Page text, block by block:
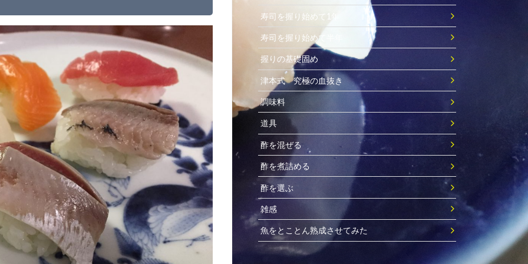
寿司を握り始めて1年
寿司を握り始めて半年
握りの基礎固め
津本式 究極の血抜き
調味料
道具
酢を混ぜる
酢を煮詰める
酢を選ぶ
雑感
魚をとことん熟成させてみた